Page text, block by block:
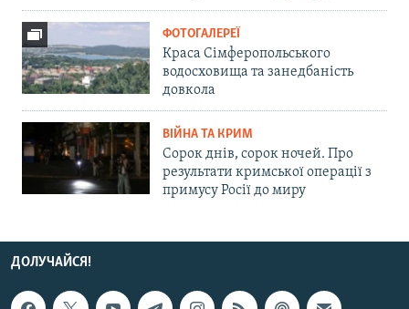
ФОТОГАЛЕРЕЇ
Краса Сімферопольського
водосховища та занедбаність
довкола
ВІЙНА ТА КРИМ
Сорок днів, сорок ночей. Про
результати кримської операції з
примусу Росії до миру
ДОЛУЧАЙСЯ!